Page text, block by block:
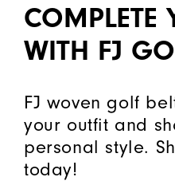
COMPLETE
WITH FJ
FJ woven golf
your outfit and
personal style.
today!